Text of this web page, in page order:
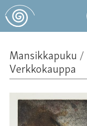
Mansikkapuku /
Verkkokauppa